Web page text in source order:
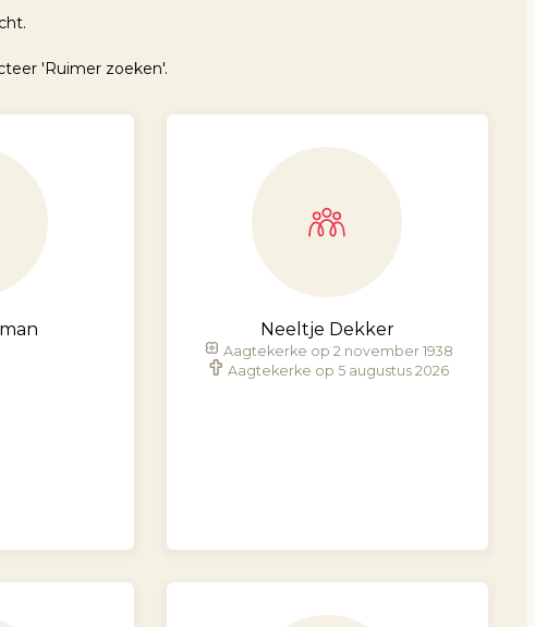
'Ruimer zoeken'.
Neeltje Dekker
Aagtekerke op 2 november 1938
Aagtekerke op 5 augustus 2026